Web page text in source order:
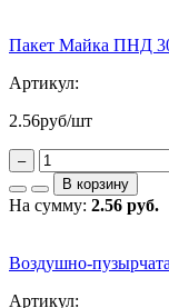
Пакет Майка ПНД
Артикул:
2.56руб/шт
–
В корзину
На сумму: 2.56 руб.
Воздушно-
Артикул: